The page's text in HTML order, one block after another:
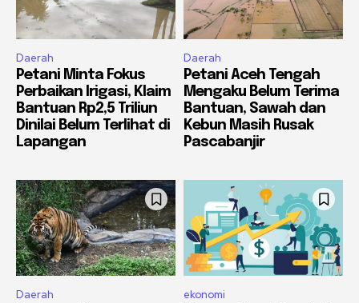
Daerah
Petani Minta Fokus
Perbaikan Irigasi, Klaim
Bantuan Rp2,5 Triliun
Dinilai Belum Terlihat di
Lapangan
Daerah
Petani Aceh Tengah
Mengaku Belum Terima
Bantuan, Sawah dan
Kebun Masih Rusak
Pascabanjir
Daerah ekonomi